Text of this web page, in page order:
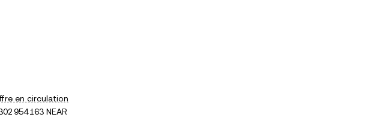
en circulation
954 163 NEAR